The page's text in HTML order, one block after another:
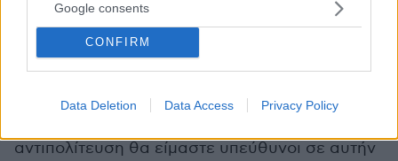
Google consents
CONFIRM
Data Deletion Data Access Privacy Policy
κάνει ο ΣΥΡΙΖΑ-ΠΣ με σύμμαχο τους πολίτες
και τις υγιείς δυνάμεις του τόπου», πρόσθεταν
οι ίδιες πηγές, εντείνοντας την αίσθηση
αντιπολίτευση θα είμαστε υπεύθυνοι σε αυτήν